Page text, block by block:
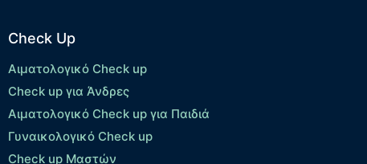
Check Up
Αιματολογικό Check up
Check up για Άνδρες
Αιματολογικό Check up για Παιδιά
Γυναικολογικό Check up
Check up Μαστών